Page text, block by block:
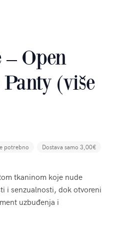
– Open
(više
potrebno Dostava samo 3,00€
tkaninom koje nude
i senzualnosti, dok otvoreni
uzbuđenja i